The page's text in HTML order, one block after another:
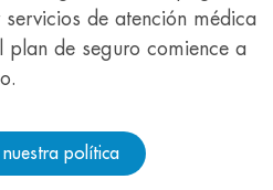
de atención médica
plan de seguro comience a
política